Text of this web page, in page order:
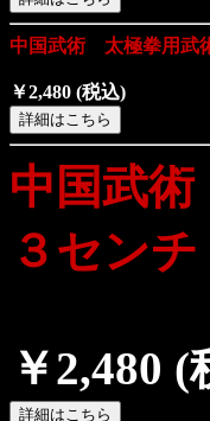
中国武術 太極拳用
￥2,480 (税込)
中国武
３セン
￥2,480 (